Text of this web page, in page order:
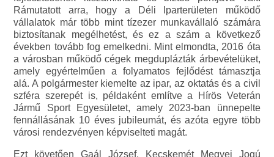
Rámutatott arra, hogy a Déli Iparterületen működő
vállalatok már több mint tízezer munkavállaló számára
biztosítanak megélhetést, és ez a szám a következő
években tovább fog emelkedni. Mint elmondta, 2016 óta
a városban működő cégek megduplázták árbevételüket,
amely egyértelműen a folyamatos fejlődést támasztja
alá. A polgármester kiemelte az ipar, az oktatás és a civil
szféra szerepét is, példaként említve a Hírös Veterán
Jármű Sport Egyesületet, amely 2023-ban ünnepelte
fennállásának 10 éves jubileumát, és azóta egyre több
városi rendezvényen képviselteti magát.
Ezt követően Gaál József, Kecskemét Megyei Jogú